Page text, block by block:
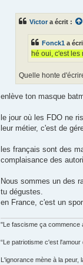
Victor a écrit :
Fonck1 a
hé oui, c'est les
Quelle honte
enlève ton masque
le jour où les FDO ne
leur métier, c'est de
les français sont des
complaisance des
Nous sommes un des
tu dégustes.
en France, c'est un
"Le fascisme ça commence
“Le patriotisme c'est
L'ignorance mène à la peur,